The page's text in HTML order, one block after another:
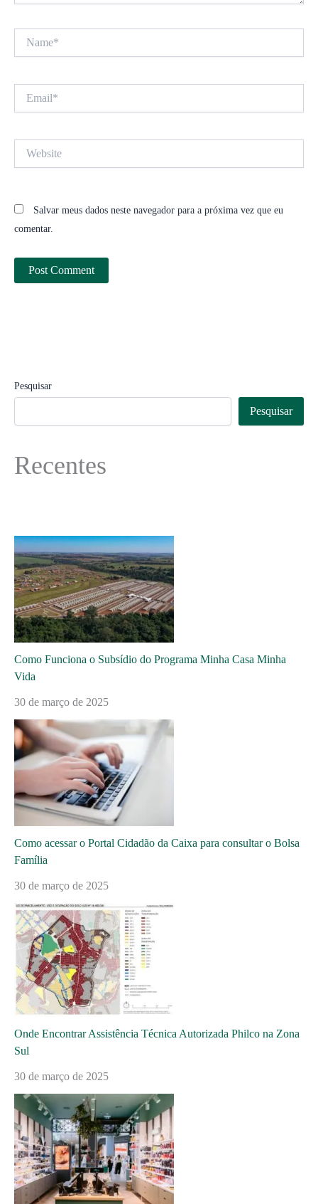
Salvar meus dados neste navegador para a próxima vez que eu
comentar.
Pesquisar
Pesquisar
Recentes
Como Funciona o Subsídio do Programa Minha Casa Minha
Vida
30 de março de 2025
Como acessar o Portal Cidadão da Caixa para consultar o Bolsa
Família
30 de março de 2025
Onde Encontrar Assistência Técnica Autorizada Philco na Zona
Sul
30 de março de 2025